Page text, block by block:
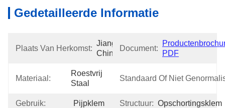
Gedetailleerde Informatie
Plaats Van Herkomst:
Jiangsu,
China
Document:
PDF
Materiaal:
Roestvrij
Staal
Standaard Of Niet
Gebruik: Pijpklem Structuur: Opschortingsklem